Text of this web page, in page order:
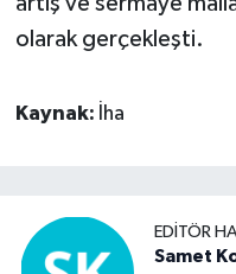
olarak gerçekleşti.
Kaynak: İha
EDITÖR
Samet